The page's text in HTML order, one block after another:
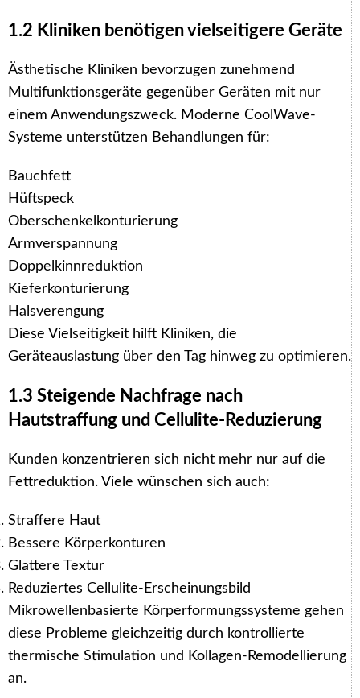
1.2 Kliniken benötigen vielseitigere Geräte
Ästhetische Kliniken bevorzugen zunehmend
Multifunktionsgeräte gegenüber Geräten mit nur
einem Anwendungszweck. Moderne CoolWave-
Systeme unterstützen Behandlungen für:
Bauchfett
Hüftspeck
Oberschenkelkonturierung
Armverspannung
Doppelkinnreduktion
Kieferkonturierung
Halsverengung
Diese Vielseitigkeit hilft Kliniken, die
Geräteauslastung über den Tag hinweg zu optimieren.
1.3 Steigende Nachfrage nach
Hautstraffung und Cellulite-Reduzierung
Kunden konzentrieren sich nicht mehr nur auf die
Fettreduktion. Viele wünschen sich auch:
Straffere Haut
Bessere Körperkonturen
Glattere Textur
Reduziertes Cellulite-Erscheinungsbild
Mikrowellenbasierte Körperformungssysteme gehen
diese Probleme gleichzeitig durch kontrollierte
thermische Stimulation und Kollagen-Remodellierung
an.